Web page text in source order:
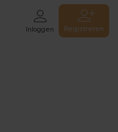
Inloggen Registreren